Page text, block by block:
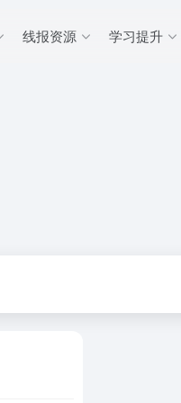
线报资源 学习提升